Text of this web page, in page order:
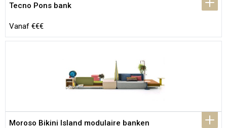
Tecno Pons bank
Vanaf €€€
Moroso Bikini Island modulaire banken